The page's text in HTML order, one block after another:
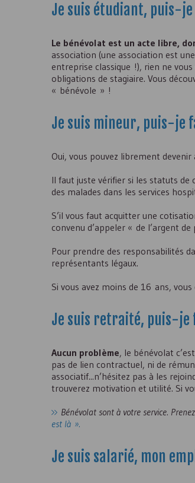
Je suis étudiant, puis-
Le bénévolat est un acte libre,
association (une association est
entreprise classique !), rien ne
obligations de stagiaire. Vous
« bénévole » !
Je suis mineur, puis-je
Oui, vous pouvez librement
Il faut juste vérifier si les statuts de
des malades dans les services
S’il vous faut acquitter une
convenu d’appeler « de l’argent de
Pour prendre des responsabilités
représentants légaux.
Si vous avez moins de 16 ans,
Je suis retraité, puis-je
Aucun problème, le bénévolat
pas de lien contractuel, ni de
associatif...n’hésitez pas à les
trouverez motivation et utilité. Si
Bénévolat sont à votre service.
est là ».
Je suis salarié, mon